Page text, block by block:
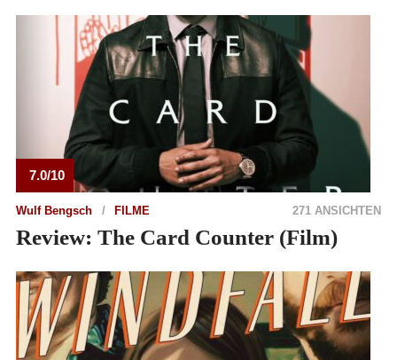
7.0/10
Wulf Bengsch FILME 271 ANSICHTEN
Review: The Card Counter (Film)